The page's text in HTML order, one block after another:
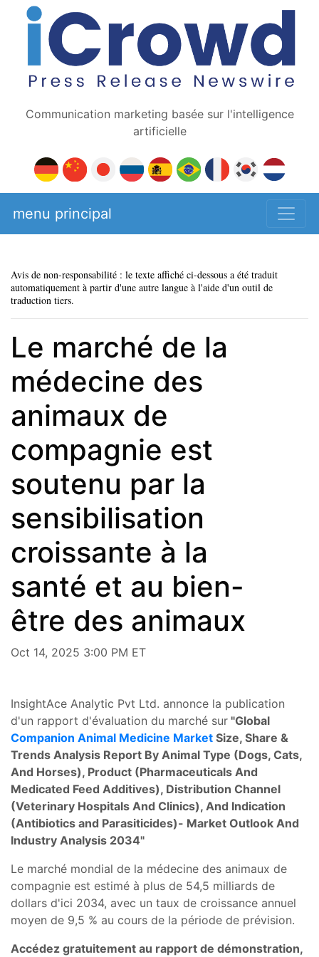
Communication marketing basée sur l'intelligence
artificielle
menu principal
Avis de non-responsabilité : le texte affiché ci-dessous a été traduit
automatiquement à partir d'une autre langue à l'aide d'un outil de
traduction tiers.
Le marché de la
médecine des
animaux de
compagnie est
soutenu par la
sensibilisation
croissante à la
santé et au bien-
être des animaux
Oct 14, 2025 3:00 PM ET
InsightAce Analytic Pvt Ltd. annonce la publication
d'un rapport d'évaluation du marché sur "Global
Companion Animal Medicine Market Size, Share &
Trends Analysis Report By Animal Type (Dogs, Cats,
And Horses), Product (Pharmaceuticals And
Medicated Feed Additives), Distribution Channel
(Veterinary Hospitals And Clinics), And Indication
(Antibiotics and Parasiticides)- Market Outlook And
Industry Analysis 2034"
Le marché mondial de la médecine des animaux de
compagnie est estimé à plus de 54,5 milliards de
dollars d'ici 2034, avec un taux de croissance annuel
moyen de 9,5 % au cours de la période de prévision.
Accédez gratuitement au rapport de démonstration,